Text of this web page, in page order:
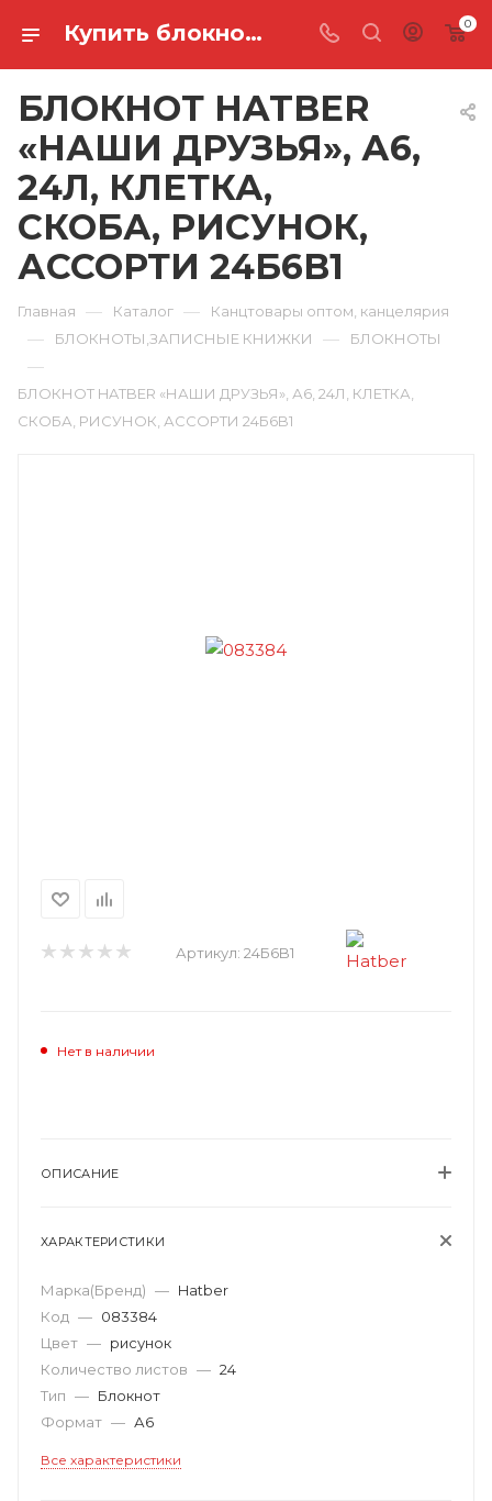
Купить блокнот hatber «наши друзья», а6, 24л, клетка, скоба, рисунок, ассорти 24Б6B1 в Ростове-на-Дону 0
БЛОКНОТ HATBER
«НАШИ ДРУЗЬЯ», А6,
24Л, КЛЕТКА,
СКОБА, РИСУНОК,
АССОРТИ 24Б6B1
Главная — Каталог — Канцтовары оптом, канцелярия
— БЛОКНОТЫ,ЗАПИСНЫЕ КНИЖКИ — БЛОКНОТЫ
—
БЛОКНОТ HATBER «НАШИ ДРУЗЬЯ», А6, 24Л, КЛЕТКА,
СКОБА, РИСУНОК, АССОРТИ 24Б6B1
Артикул: 24Б6B1
Нет в наличии
ОПИСАНИЕ
ХАРАКТЕРИСТИКИ
Марка(Бренд) — Hatber
Код — 083384
Цвет — рисунок
Количество листов — 24
Тип — Блокнот
Формат — А6
Все характеристики